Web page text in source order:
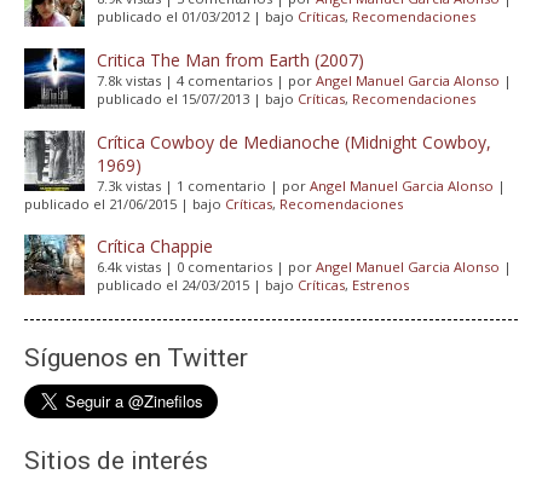
publicado el 01/03/2012| bajo Críticas, Recomendaciones
Critica The Man from Earth (2007)
7.8k vistas | 4 comentarios | por Angel Manuel Garcia Alonso |
publicado el 15/07/2013 | bajo Críticas, Recomendaciones
Crítica Cowboy de Medianoche (Midnight Cowboy,
1969)
7.3k vistas | 1 comentario | por Angel Manuel Garcia Alonso |
publicado el 21/06/2015 | bajo Críticas, Recomendaciones
Crítica Chappie
6.4k vistas | 0 comentarios | por Angel Manuel Garcia Alonso |
publicado el 24/03/2015 | bajo Críticas, Estrenos
Síguenos en Twitter
Sitios de interés